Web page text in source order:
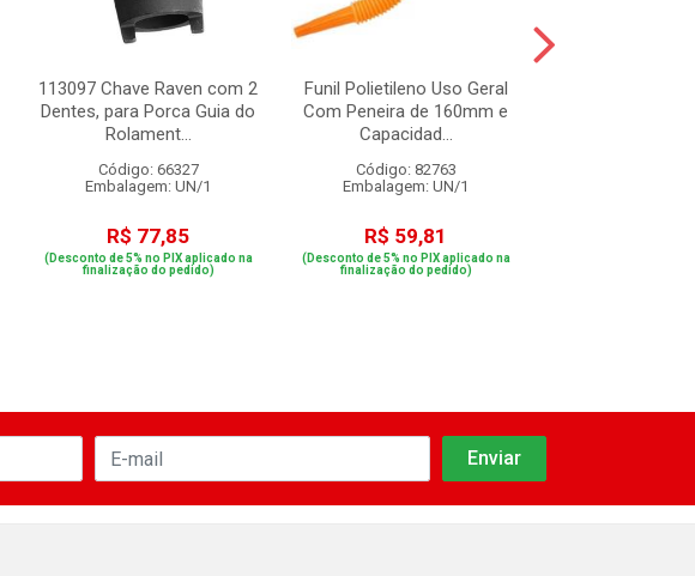
113097 Chave Raven com 2
Dentes, para Porca Guia do
Rolament...
Código: 66327
Embalagem: UN/1
R$ 77,85
(Desconto de 5% no PIX aplicado na
finalização do pedido)
Funil Polietileno Uso Geral
Com Peneira de 160mm e
Capacidad...
Código: 82763
Embalagem: UN/1
R$ 59,81
(Desconto de 5% no PIX aplicado na
finalização do pedido)